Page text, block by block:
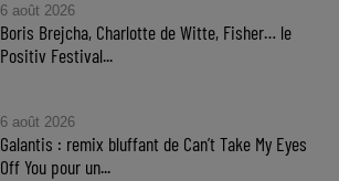
6 août 2026
Boris Brejcha, Charlotte de Witte, Fisher… le
Positiv Festival...
6 août 2026
Galantis : remix bluffant de Can’t Take My Eyes
Off You pour un...